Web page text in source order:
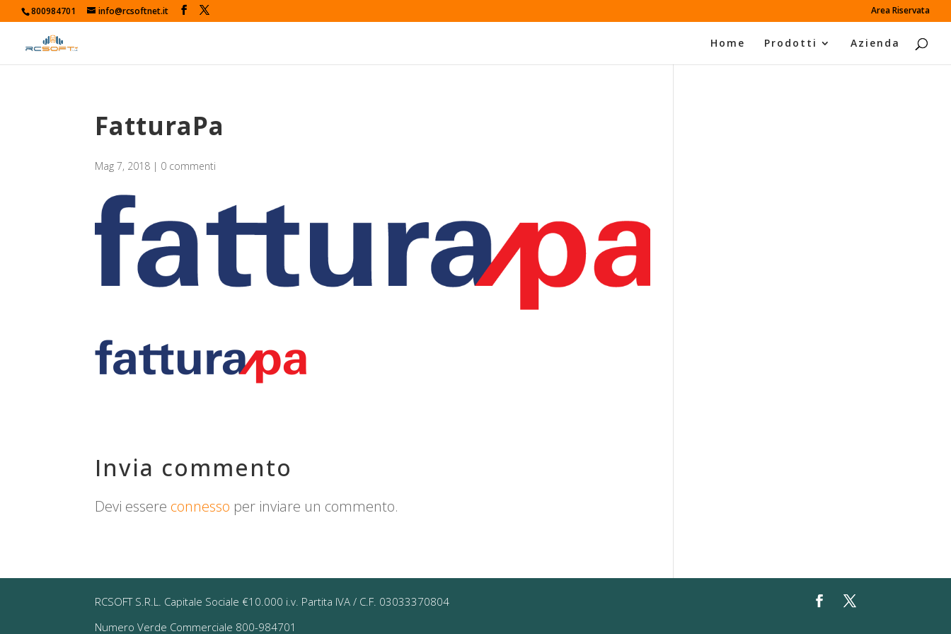
800984701 info@rcsoftnet.it Area Riservata
Home Prodotti Azienda
FatturaPa
Mag 7, 2018 | 0 commenti
Invia commento
Devi essere connesso per inviare un commento.
RCSOFT S.R.L. Capitale Sociale €10.000 i.v. Partita IVA / C.F. 03033370804
Numero Verde Commerciale 800-984701